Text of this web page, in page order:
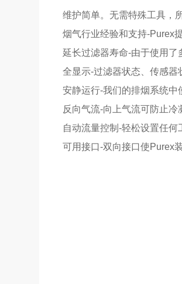
维护简单。无需特殊工具，
烟气行业经验和支持-Purex
延长过滤器寿命-由于使用了
全显示-过滤器状态、传感器
安静运行-我们的排烟系统中
反向气流-向上气流可防止冷
自动流量控制-轻松设置任何
可用接口-双向接口使Purex